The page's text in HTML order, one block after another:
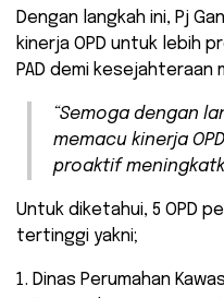
Dengan langkah ini, Pj
kinerja OPD untuk lebih
PAD demi kesejahteraan
“Semoga dengan
memacu kinerja
proaktif
Untuk diketahui, 5 OPD
tertinggi yakni;
Dinas Perumahan